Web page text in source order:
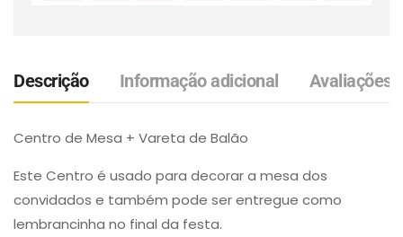
Descrição Informação adicional Avaliações
Centro de Mesa + Vareta de Balão
Este Centro é usado para decorar a mesa dos
convidados e também pode ser entregue como
lembrancinha no final da festa.